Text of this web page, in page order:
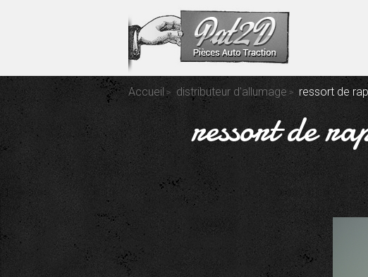
Accueil distributeur d'allumage ressort de
ressort de